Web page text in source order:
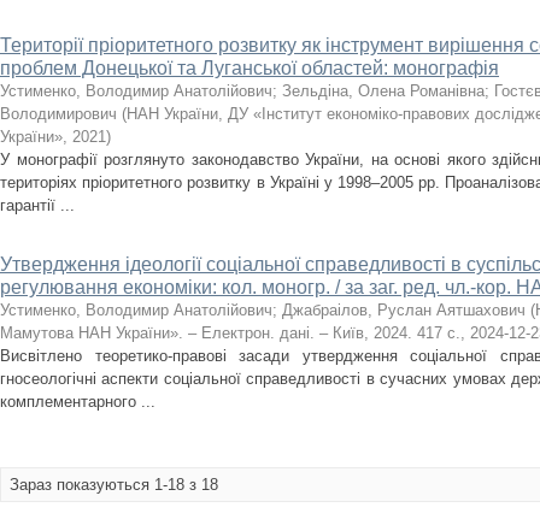
Території пріоритетного розвитку як інструмент вирішення
проблем Донецької та Луганської областей: монографія
Устименко, Володимир Анатолійович; Зельдіна, Олена Романівна;
Володимирович (НАН України, ДУ «Інститут економіко-правових
України», 2021)
У монографії розглянуто законодавство України, на основі якого
територіях пріоритетного розвитку в Україні у 1998–2005 рр.
гарантії ...
Утвердження ідеології соціальної справедливості в
регулювання економіки: кол. моногр. / за заг. ред. чл.-кор.
Устименко, Володимир Анатолійович; Джабраілов, Руслан Аятшахович (
Мамутова НАН України». – Електрон. дані. – Київ, 2024. 417 с., 2024-12-
Висвітлено теоретико-правові засади утвердження соціальної
гносеологічні аспекти соціальної справедливості в сучасних умовах
комплементарного ...
Зараз показуються 1-18 з 18